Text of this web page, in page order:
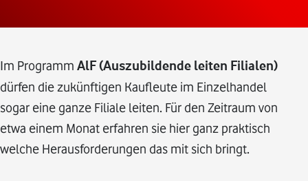
Im Programm AlF (Auszubildende leiten Filialen)
dürfen die zukünftigen Kaufleute im Einzelhandel
sogar eine ganze Filiale leiten. Für den Zeitraum von
etwa einem Monat erfahren sie hier ganz praktisch
welche Herausforderungen das mit sich bringt.